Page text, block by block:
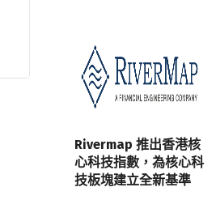
Rivermap 推出香港核
心科技指數，為核心科
技板塊建立全新基準